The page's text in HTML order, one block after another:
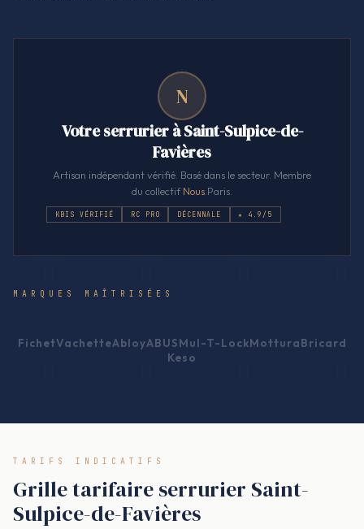
N
Votre serrurier à Saint-Sulpice-de-
Favières
Artisan indépendant vérifié. Basé dans le secteur. Membre
du collectifNous .Paris.
KBIS VÉRIFIÉ RC PRO DÉCENNALE ★ 4.9/5
MARQUES MAÎTRISÉES
FichetVachetteAbloyABUSMul-T-LockMotturaBricard
Keso
TARIFS INDICATIFS
Grille tarifaire serrurier Saint-
Sulpice-de-Favières